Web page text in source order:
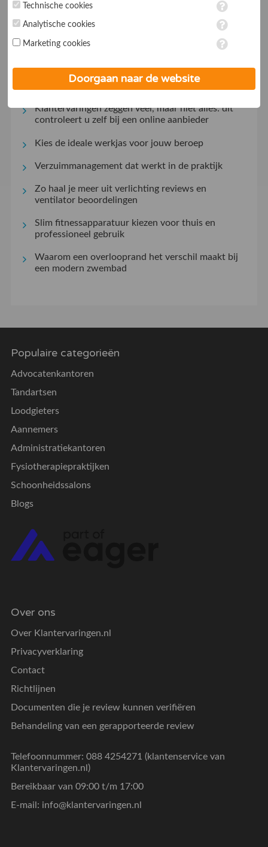
Welke spullen maken een grote tuin- of
De keukenkeuzes waar huiseigenaren achteraf het
Kleine gebaren, groot effect: hoe aandacht de
klantrelatie versterkt
Klantervaringen zeggen veel, maar niet alles: dit
controleert u zelf bij een online aanbieder
Kies de ideale werkjas voor jouw beroep
Verzuimmanagement dat werkt in de praktijk
Zo haal je meer uit verlichting reviews en
ventilator beoordelingen
Slim fitnessapparatuur kiezen voor thuis en
professioneel gebruik
Waarom een overlooprand het verschil maakt bij
een modern zwembad
Populaire categorieën
Advocatenkantoren
Tandartsen
Loodgieters
Aannemers
Administratiekantoren
Fysiotherapiepraktijken
Schoonheidssalons
Blogs
Over ons
Over Klantervaringen.nl
Privacyverklaring
Contact
Richtlijnen
Documenten die je review kunnen verifiëren
Behandeling van een gerapporteerde review
Telefoonnummer: 088 4254271 (klantenservice van
Klantervaringen.nl)
Bereikbaar van 09:00 t/m 17:00
E-mail: info@klantervaringen.nl
marketing cookies worden persoonsgegevens verwerkt. Je geeft
toestemming voor deze verwerking wanneer je hieronder een
op ieder moment aanpassen in de
. Lees voor meer
Technische cookies
Analytische cookies
Marketing cookies
Doorgaan naar de website